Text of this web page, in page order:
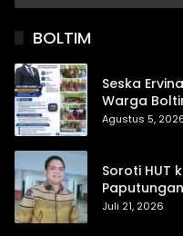
BOLTIM
Seska
Warga
Trans,
Agustus 5,
Soroti HUT
Daerah
Juli 21, 2026